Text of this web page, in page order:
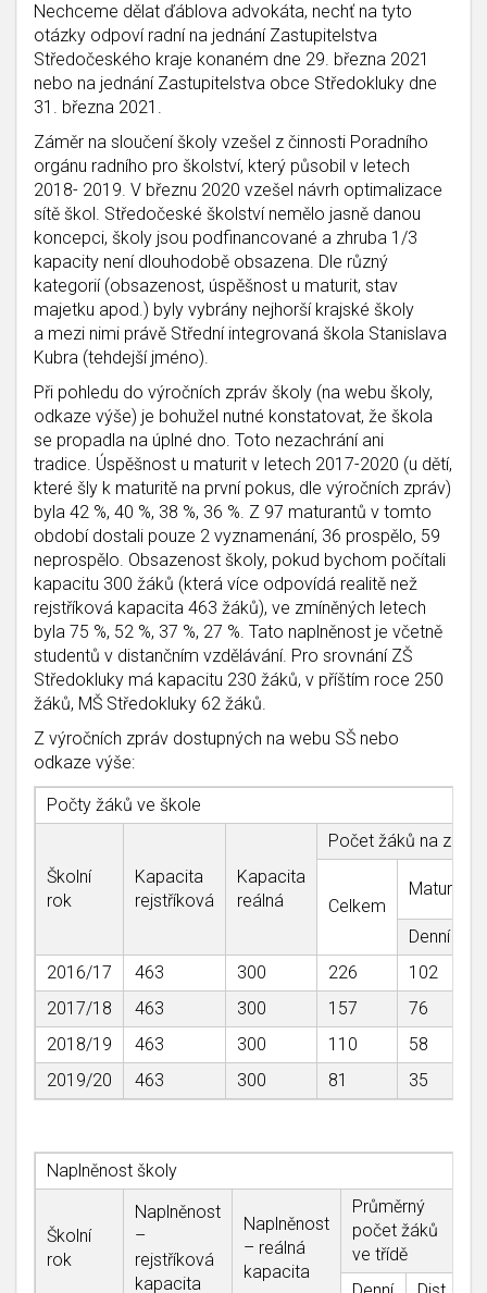
Nechceme dělat ďáblova advokáta, nechť na tyto
otázky odpoví radní na jednání Zastupitelstva
Středočeského kraje konaném dne 29. března 2021
nebo na jednání Zastupitelstva obce Středokluky dne
31. března 2021.
Záměr na sloučení školy vzešel z činnosti Poradního
orgánu radního pro školství, který působil v letech
2018- 2019. V březnu 2020 vzešel návrh optimalizace
sítě škol. Středočeské školství nemělo jasně danou
koncepci, školy jsou podfinancované a zhruba 1/3
kapacity není dlouhodobě obsazena. Dle různý
kategorií (obsazenost, úspěšnost u maturit, stav
majetku apod.) byly vybrány nejhorší krajské školy
a mezi nimi právě Střední integrovaná škola Stanislava
Kubra (tehdejší jméno).
Při pohledu do výročních zpráv školy (na webu školy,
odkaze výše) je bohužel nutné konstatovat, že škola
se propadla na úplné dno. Toto nezachrání ani
tradice. Úspěšnost u maturit v letech 2017-2020 (u dětí,
které šly k maturitě na první pokus, dle výročních zpráv)
byla 42 %, 40 %, 38 %, 36 %. Z 97 maturantů v tomto
období dostali pouze 2 vyznamenání, 36 prospělo, 59
neprospělo. Obsazenost školy, pokud bychom počítali
kapacitu 300 žáků (která více odpovídá realitě než
rejstříková kapacita 463 žáků), ve zmíněných letech
byla 75 %, 52 %, 37 %, 27 %. Tato naplněnost je včetně
studentů v distančním vzdělávání. Pro srovnání ZŠ
Středokluky má kapacitu 230 žáků, v příštím roce 250
žáků, MŠ Středokluky 62 žáků.
Z výročních zpráv dostupných na webu SŠ nebo
odkaze výše:
Počty žáků ve škole
Školní
rok
Kapacita
rejstříková
Kapacita
reálná
Počet žáků na
Celkem
Maturitní
Denní
2016/17
463 300 226 102
2017/18
463 300 157 76
2018/19
463 300 110 58
2019/20
463 300 81 35
Naplněnost školy
Školní
rok
Naplněnost
–
rejstříková
kapacita
Naplněnost
– reálná
kapacita
Průměrný
počet žáků
ve třídě